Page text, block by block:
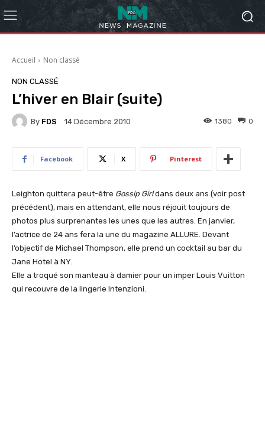
Accueil Non classé
NON CLASSÉ
L’hiver en Blair (suite)
By FDS 14 Décembre 2010 0
1380
Facebook X Pinterest
Leighton quittera peut-être Gossip Girldans deux ans (voir post
précédent), mais en attendant, elle nous réjouit toujours de
photos plus surprenantes les unes que les autres. En janvier,
l’actrice de 24 ans fera la une du magazine ALLURE. Devant
l’objectif de Michael Thompson, elle prend un cocktail au bar du
Jane Hotel à NY.
Elle a troqué son manteau à damier pour un imper Louis Vuitton
qui recouvre de la lingerie Intenzioni.